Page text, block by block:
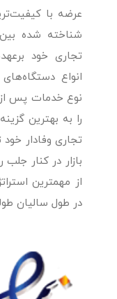
عرضه با
تجاری خود
انواع دستگاه‌های
نوع خدمات پس از
را به بهترین
تجاری وفادار
بازار در کنار
از مهمترین
در طول سالیان